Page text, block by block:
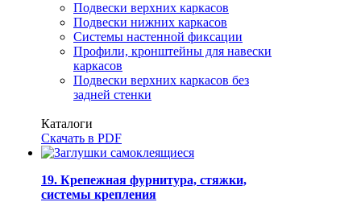
Подвески верхних каркасов
Подвески нижних каркасов
Системы настенной фиксации
Профили, кронштейны для навески
каркасов
Подвески верхних каркасов без
задней стенки
Каталоги
Скачать в PDF
19. Крепежная фурнитура, стяжки,
системы крепления